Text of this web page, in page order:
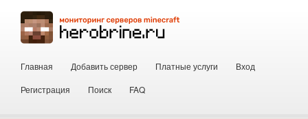
Главная Добавить сервер Платные услуги
Вход
Регистрация
Поиск FAQ